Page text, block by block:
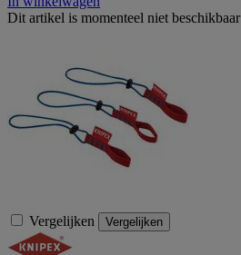
Dit artikel is momenteel niet beschikbaar
Vergelijken Vergelijken